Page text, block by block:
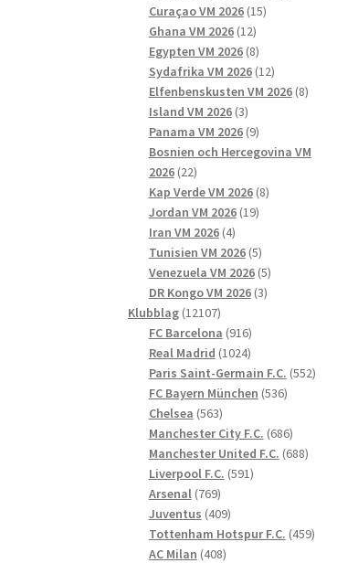
Curaçao VM 2026 1515
Ghana VM 2026 1212
produkter
Egypten VM 2026 88
produkter
Sydafrika VM 2026 1212
produkter
Elfenbenskusten VM 2026 88
Island VM 2026 33
produkter
Panama VM 2026 99
produkter
Bosnien och Hercegovina VM
2026 2222
produkter
Kap Verde VM 2026 88
Jordan VM 2026 1919
Iran VM 2026 44
produkter
Tunisien VM 2026 55
produkter
Venezuela VM 2026 55
produkter
DR Kongo VM 2026 33
Klubblag 1210712107
produkter
FC Barcelona 916916
produkter
Real Madrid 10241024
produkter
Paris Saint-Germain F.C. 552552
FC Bayern München 536536
Chelsea 563563
produkter
Manchester City F.C. 686686
produkter
Manchester United F.C. 688688
Liverpool F.C. 591591
Arsenal 769769
produkter
Juventus 409409
produkter
Tottenham Hotspur F.C. 459459
AC Milan 408408